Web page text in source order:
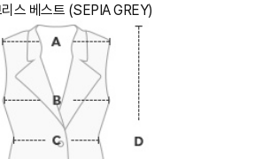
스 베스트 (SEPIA GREY)